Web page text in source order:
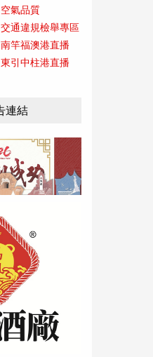
空氣品質
交通違規檢舉專區
南竿福澳港直播
東引中柱港直播
連結